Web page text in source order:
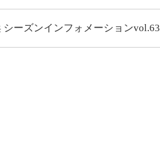
シーズンインフォメーションvol.63